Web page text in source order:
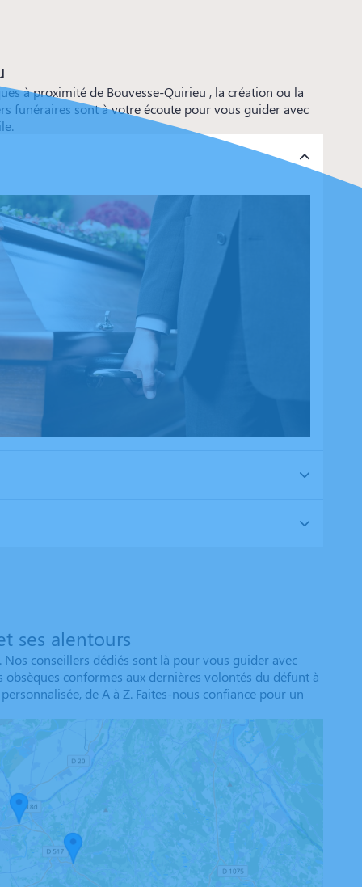
à proximité de Bouvesse-Quirieu , la création ou la
funéraires sont à votre écoute pour vous guider avec
ses alentours
conseillers dédiés sont là pour vous guider avec
conformes aux dernières volontés du défunt à
de A à Z. Faites-nous confiance pour un